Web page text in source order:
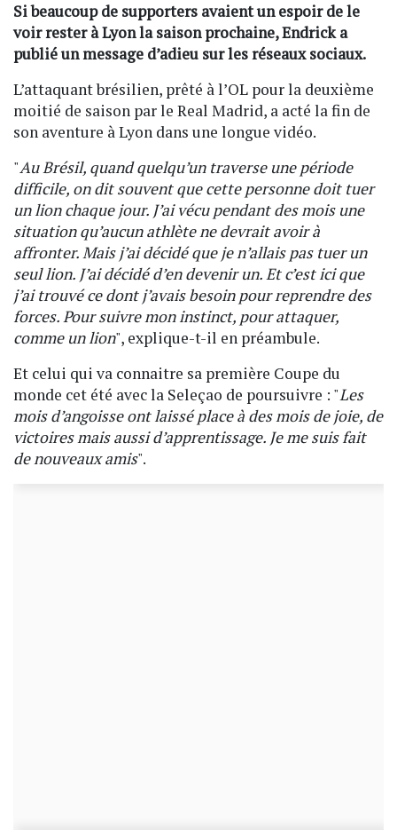
Si beaucoup de supporters avaient un espoir de le
voir rester à Lyon la saison prochaine, Endrick a
publié un message d’adieu sur les réseaux sociaux.
L’attaquant brésilien, prêté à l’OL pour la deuxième
moitié de saison par le Real Madrid, a acté la fin de
son aventure à Lyon dans une longue vidéo.
"Au Brésil, quand quelqu’un traverse une période
difficile, on dit souvent que cette personne doit tuer
un lion chaque jour. J’ai vécu pendant des mois une
situation qu’aucun athlète ne devrait avoir à
affronter. Mais j’ai décidé que je n’allais pas tuer un
seul lion. J’ai décidé d’en devenir un. Et c’est ici que
j’ai trouvé ce dont j’avais besoin pour reprendre des
forces. Pour suivre mon instinct, pour attaquer,
comme un lion", explique-t-il en préambule.
Et celui qui va connaitre sa première Coupe du
monde cet été avec la Seleçao de poursuivre : "Les
mois d’angoisse ont laissé place à des mois de joie, de
victoires mais aussi d’apprentissage. Je me suis fait
de nouveaux amis".